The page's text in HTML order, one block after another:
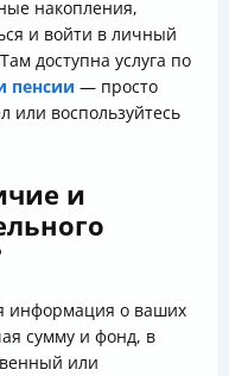
накопления,
и войти в личный
доступна услуга по
пенсии — просто
или воспользуйтесь
и
информация о ваших
сумму и фонд, в
или